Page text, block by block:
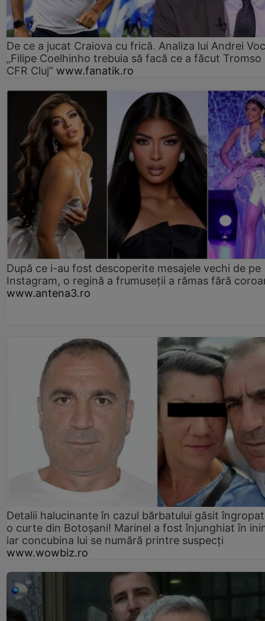
De ce a jucat Craiova cu frică. Analiza lui Andrei
„Filipe Coelhinho trebuia să facă ce a făcut Tromso
CFR Cluj” www.fanatik.ro
După ce i-au fost descoperite mesajele vechi de pe
Instagram, o regină a frumuseții a rămas fără
www.antena3.ro
Detalii halucinante în cazul bărbatului găsit
o curte din Botoșani! Marinel a fost înjunghiat în
iar concubina lui se numără printre suspecți
www.wowbiz.ro